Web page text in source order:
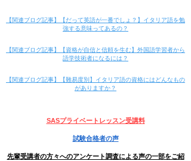
​【関連ブログ記事】【だって英語が一番でしょ？】イタリア語を勉
強する意味ってあるの？
​【関連ブログ記事】【資格が自信と信頼を生む】外国語学習者から
語学技術者になるには？
【関連ブログ記事】【難易度別】イタリア語の資格にはどんなもの
がありますか？
SASプライベートレッスン受講料
試験合格者の声
先輩受講者の方々へのアンケート調査による声の一部をご紹